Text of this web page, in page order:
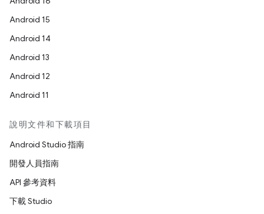
Android 15
Android 14
Android 13
Android 12
Android 11
說明文件和下載項目
Android Studio 指南
開發人員指南
API 參考資料
下載 Studio